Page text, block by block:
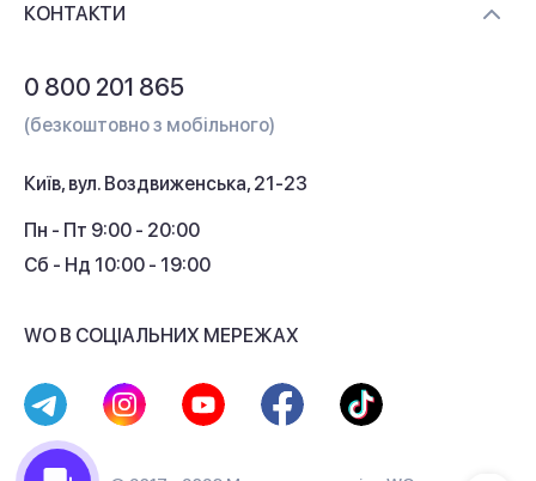
Контакти
Кешбек
КОНТАКТИ
0 800 201 865
(безкоштовно з мобільного)
Київ, вул. Воздвиженська, 21-23
Пн - Пт 9:00 - 20:00
Сб - Нд 10:00 - 19:00
WO В СОЦІАЛЬНИХ МЕРЕЖАХ